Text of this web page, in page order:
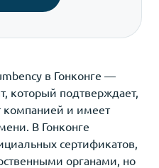
в Гонконге —
который подтверждает,
компанией и имеет
В Гонконге
сертификатов,
органами, но